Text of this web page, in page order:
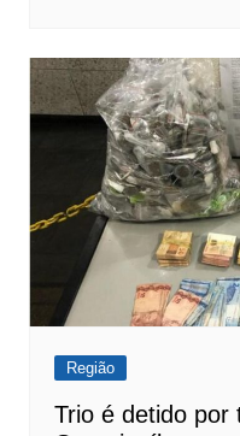
Região
Trio é detido por